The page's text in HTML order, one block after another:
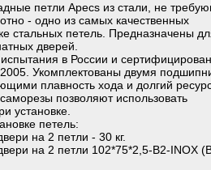
петли Apecs из стали, не
- одно из самых качественных
стальных петель. Предназначены
дверей.
в России и
Укомплектованы двумя
плавность хода и долгий
позволяют использовать
установке.
петель:
на 2 петли - 30 кг.
на 2 петли 102*75*2,5-B2-INOX